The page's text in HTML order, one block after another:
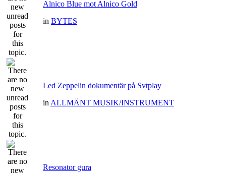
Alnico Blue mot Alnico Gold
in BYTES
Led Zeppelin dokumentär på Svtplay
in ALLMÄNT MUSIK/INSTRUMENT
Resonator gura